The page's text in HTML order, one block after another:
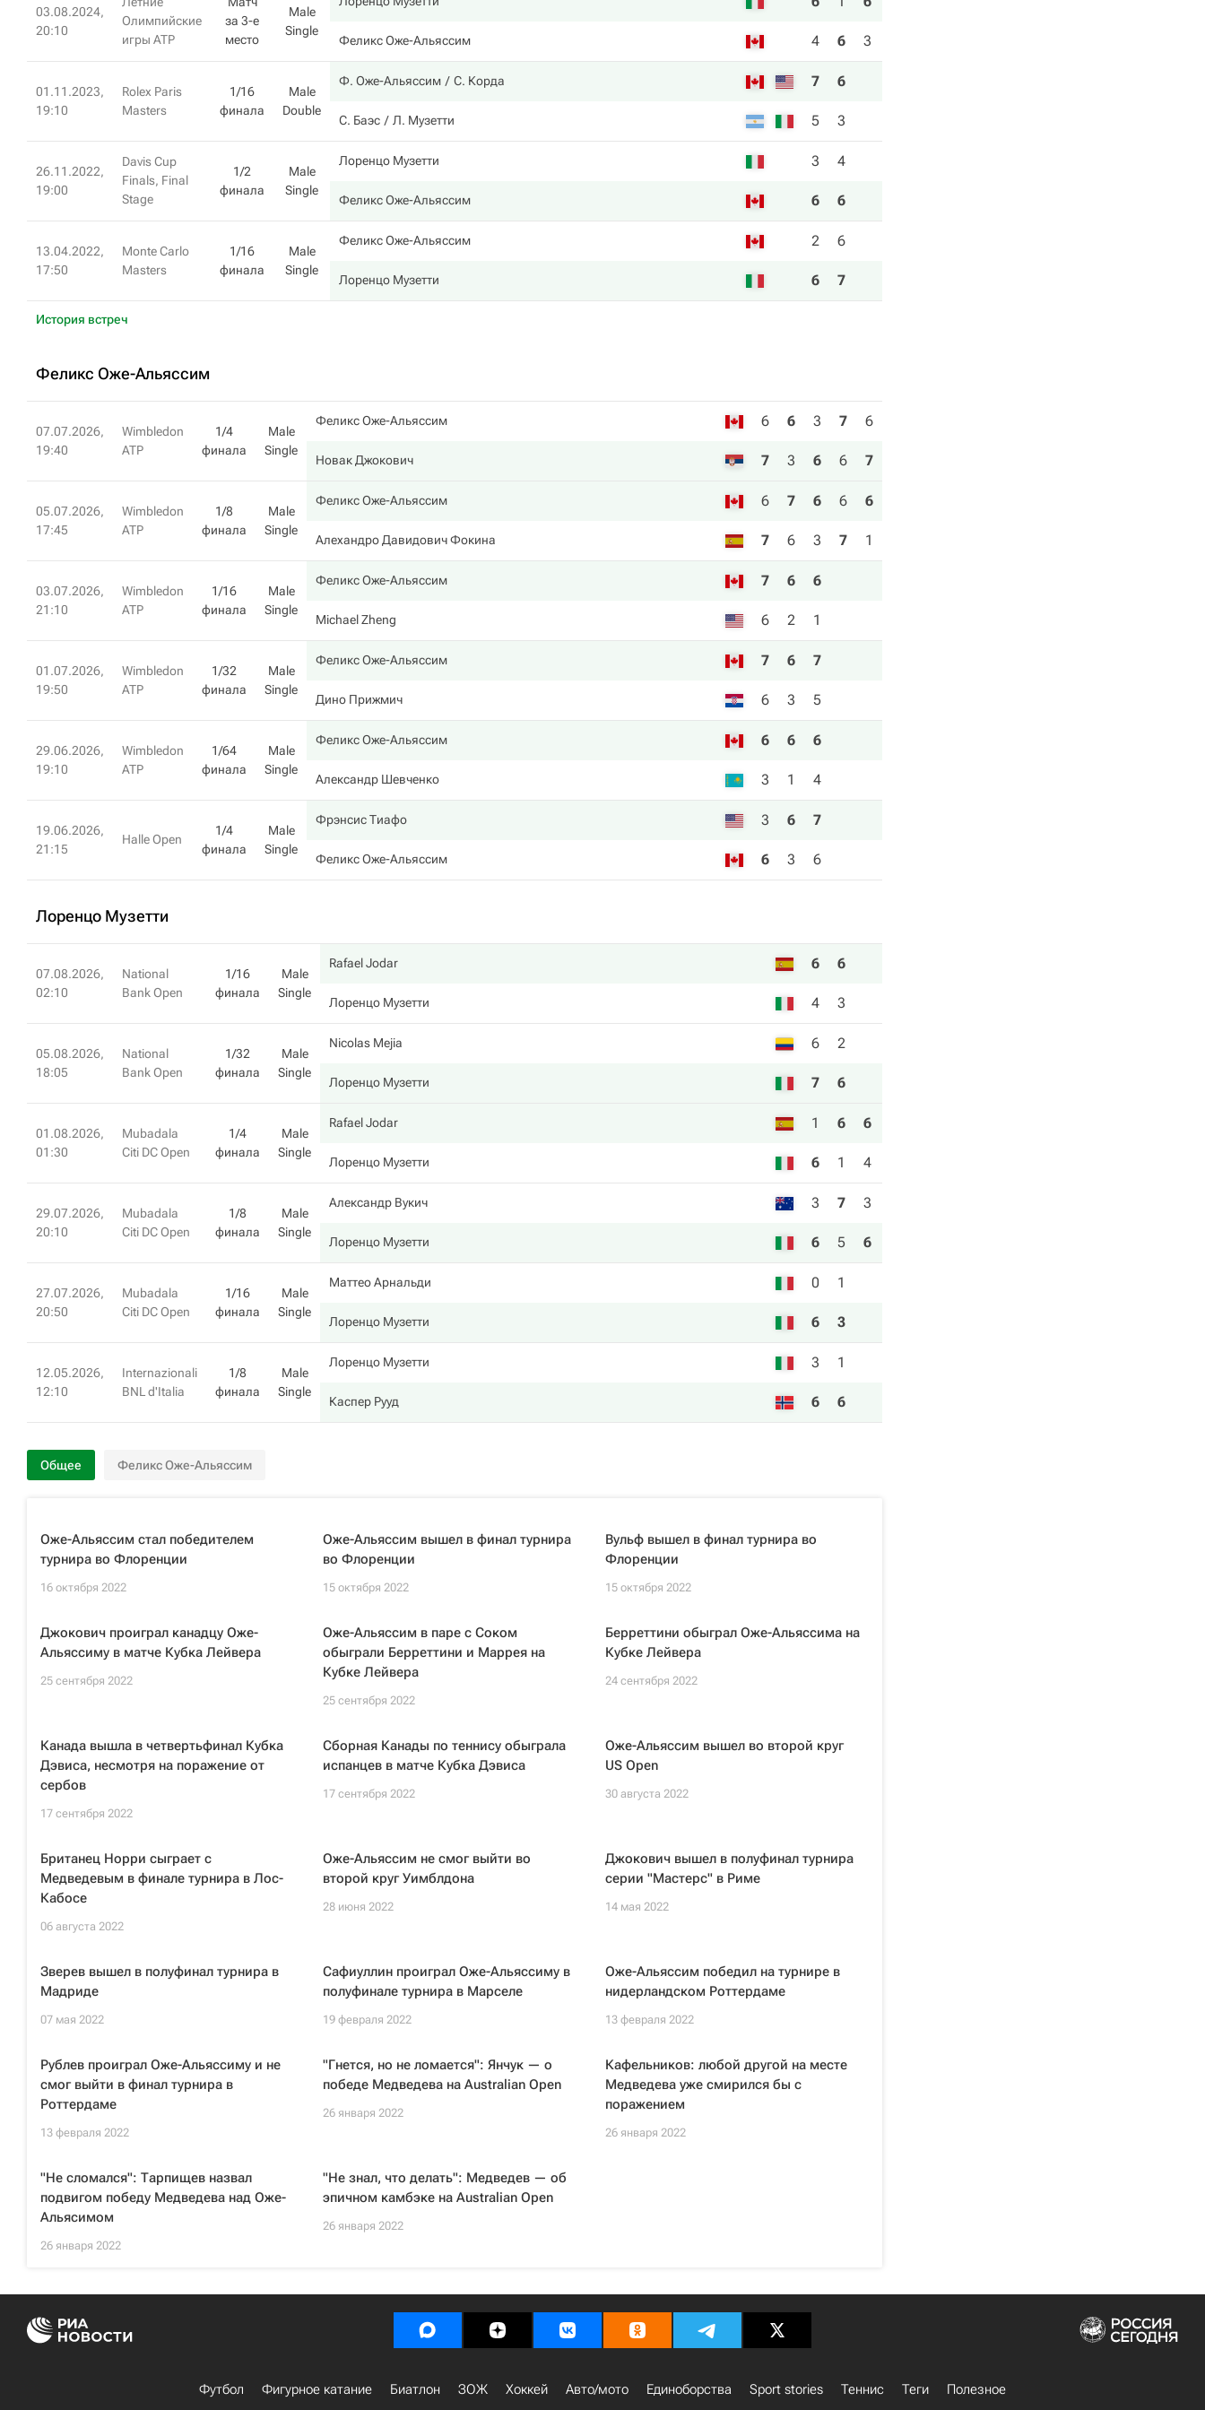
03.08.2024,
20:10
Олимпийские
игры ATP
за 3-е
место
Male
Single
Феликс Оже-Альяссим 4 6 3
01.11.2023,
19:10
Rolex Paris
Masters
1/16
финала
Male
Double
Ф. Оже-Альяссим С. Корда 7 6
С. Баэс Л. Музетти 5 3
26.11.2022,
19:00
Davis Cup
Finals, Final
Stage
1/2
финала
Male
Single
Лоренцо Музетти 3 4
Феликс Оже-Альяссим 6 6
13.04.2022,
17:50
Monte Carlo
Masters
1/16
финала
Male
Single
Феликс Оже-Альяссим 2 6
Лоренцо Музетти 6 7
История встреч
Феликс Оже-Альяссим
07.07.2026,
19:40
Wimbledon
ATP
1/4
финала
Male
Single
Феликс Оже-Альяссим 6 6 3 7 6
Новак Джокович 7 3 6 6 7
05.07.2026,
17:45
Wimbledon
ATP
1/8
финала
Male
Single
Феликс Оже-Альяссим 6 7 6 6 6
Алехандро Давидович Фокина 7 6 3 7 1
03.07.2026,
21:10
Wimbledon
ATP
1/16
финала
Male
Single
Феликс Оже-Альяссим 7 6 6
Michael Zheng 6 2 1
01.07.2026,
19:50
Wimbledon
ATP
1/32
финала
Male
Single
Феликс Оже-Альяссим 7 6 7
Дино Прижмич 6 3 5
29.06.2026,
19:10
Wimbledon
ATP
1/64
финала
Male
Single
Феликс Оже-Альяссим 6 6 6
Александр Шевченко 3 1 4
19.06.2026,
21:15
Halle Open
1/4
финала
Male
Single
Фрэнсис Тиафо 3 6 7
Феликс Оже-Альяссим 6 3 6
Лоренцо Музетти
07.08.2026,
02:10
National
Bank Open
1/16
финала
Male
Single
Rafael Jodar 6 6
Лоренцо Музетти 4 3
05.08.2026,
18:05
National
Bank Open
1/32
финала
Male
Single
Nicolas Mejia 6 2
Лоренцо Музетти 7 6
01.08.2026,
01:30
Mubadala
Citi DC Open
1/4
финала
Male
Single
Rafael Jodar 1 6 6
Лоренцо Музетти 6 1 4
29.07.2026,
20:10
Mubadala
Citi DC Open
1/8
финала
Male
Single
Александр Вукич 3 7 3
Лоренцо Музетти 6 5 6
27.07.2026,
20:50
Mubadala
Citi DC Open
1/16
финала
Male
Single
Маттео Арнальди 0 1
Лоренцо Музетти 6 3
12.05.2026,
12:10
Internazionali
BNL d'Italia
1/8
финала
Male
Single
Лоренцо Музетти 3 1
Каспер Рууд 6 6
Общее Феликс Оже-Альяссим
Оже-Альяссим стал победителем
турнира во Флоренции
16 октября 2022
Оже-Альяссим вышел в финал турнира
во Флоренции
15 октября 2022
Вульф вышел в финал турнира во
Флоренции
15 октября 2022
Джокович проиграл канадцу Оже-
Альяссиму в матче Кубка Лейвера
25 сентября 2022
Оже-Альяссим в паре с Соком
обыграли Берреттини и Маррея на
Кубке Лейвера
25 сентября 2022
Берреттини обыграл Оже-Альяссима на
Кубке Лейвера
24 сентября 2022
Канада вышла в четвертьфинал Кубка
Дэвиса, несмотря на поражение от
сербов
17 сентября 2022
Сборная Канады по теннису обыграла
испанцев в матче Кубка Дэвиса
17 сентября 2022
Оже-Альяссим вышел во второй круг
US Open
30 августа 2022
Британец Норри сыграет с
Медведевым в финале турнира в Лос-
Кабосе
06 августа 2022
Оже-Альяссим не смог выйти во
второй круг Уимблдона
28 июня 2022
Джокович вышел в полуфинал турнира
серии "Мастерс" в Риме
14 мая 2022
Зверев вышел в полуфинал турнира в
Мадриде
07 мая 2022
Сафиуллин проиграл Оже-Альяссиму в
полуфинале турнира в Марселе
19 февраля 2022
Оже-Альяссим победил на турнире в
нидерландском Роттердаме
13 февраля 2022
Рублев проиграл Оже-Альяссиму и не
смог выйти в финал турнира в
Роттердаме
13 февраля 2022
"Гнется, но не ломается": Янчук — о
победе Медведева на Australian Open
26 января 2022
Кафельников: любой другой на месте
Медведева уже смирился бы с
поражением
26 января 2022
"Не сломался": Тарпищев назвал
подвигом победу Медведева над Оже-
Альясимом
26 января 2022
"Не знал, что делать": Медведев — об
эпичном камбэке на Australian Open
26 января 2022
Футбол Фигурное катание Биатлон ЗОЖ Хоккей Авто/мото Единоборства Sport stories Теннис Теги Полезное